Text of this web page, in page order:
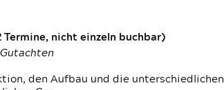
nicht einzeln buchbar)
den Aufbau und die unterschiedlichen